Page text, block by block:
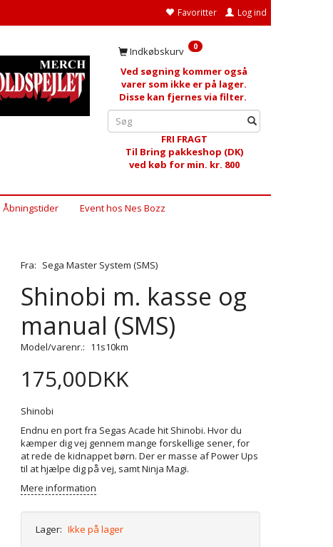
Favoritter Log ind
Indkøbskurv 0
Ved søgning kommer også
varer som ikke er på lager.
Disse kan fjernes via filter.
FRI FRAGT
Til Bring pakkeshop (DK)
ved køb for min. kr. 800
Åbningstider Event hos Nes Bozz
Fra: Sega Master System (SMS)
Shinobi m. kasse og
manual (SMS)
Model/varenr.: 11s10km
175,00DKK
Shinobi
Endnu en port fra Segas Acade hit Shinobi. Hvor du
kæmper dig vej gennem mange forskellige sener, for
at rede de kidnappet børn. Der er masse af Power Ups
til at hjælpe dig på vej, samt Ninja Magi.
Mere information
Lager: Ikke på lager